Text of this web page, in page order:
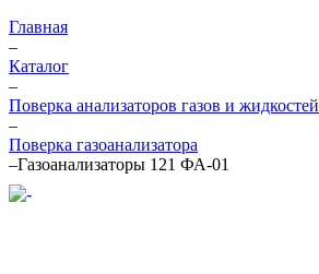
Главная
–
Каталог
–
Поверка анализаторов газов и жидкостей
–
Поверка газоанализатора
–Газоанализаторы 121 ФА-01